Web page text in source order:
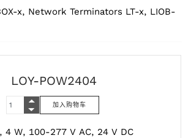
x, Network Terminators LT-x, LIOB-
LOY-POW2404
4 W, 100-277 V AC, 24 V DC